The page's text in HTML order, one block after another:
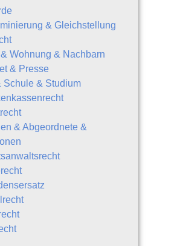
& Gleichstellung
Wohnung & Nachbarn
& Presse
Schule & Studium
& Abgeordnete &